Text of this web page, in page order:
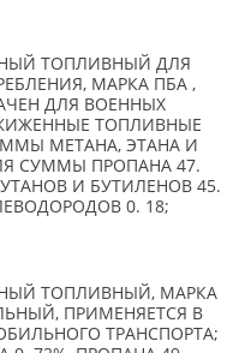
ТОПЛИВНЫЙ ДЛЯ
МАРКА ПБА ,
ДЛЯ ВОЕННЫХ
ТОПЛИВНЫЕ
МЕТАНА, ЭТАНА И
СУММЫ ПРОПАНА 47.
И БУТИЛЕНОВ 45.
0. 18;
ТОПЛИВНЫЙ, МАРКА
ПРИМЕНЯЕТСЯ В
ТРАНСПОРТА;